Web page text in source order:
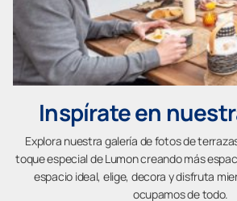
Inspírate en
Explora nuestra galería de fotos de
toque especial de Lumon creando más
espacio ideal, elige, decora y disfruta
ocupamos de todo.